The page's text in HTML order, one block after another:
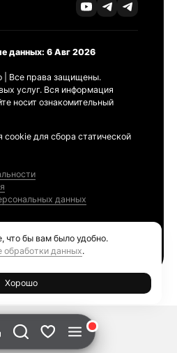
данных: 6 Авг 2026
| Все права защищены.
услуг. Вся информация
носит ознакомительный
cookie для сбора статической
данных
что бы вам было удобно.
обработки данных.
Хорошо